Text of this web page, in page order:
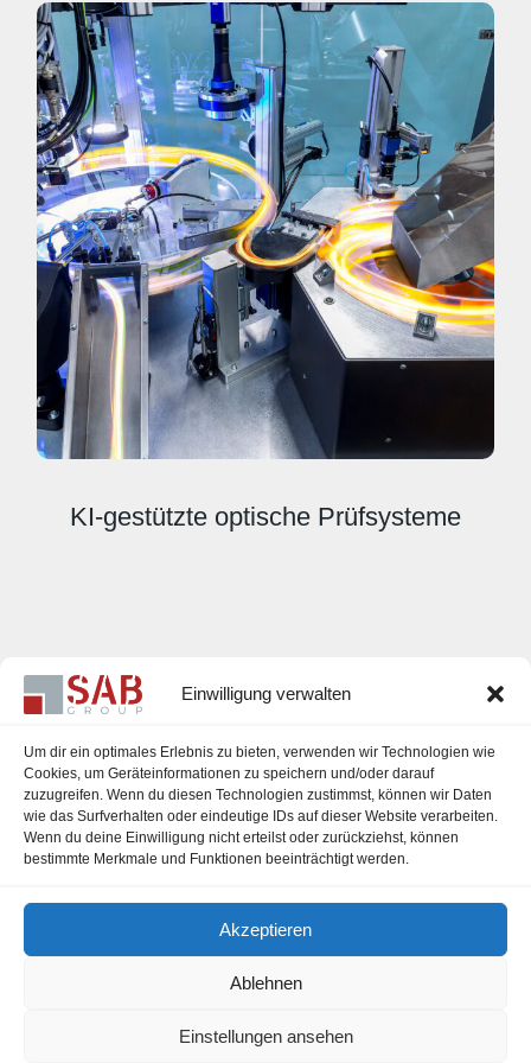
Einwilligung verwalten
Um dir ein optimales Erlebnis zu bieten, verwenden wir Technologien wie
Cookies, um Geräteinformationen zu speichern und/oder darauf
zuzugreifen. Wenn du diesen Technologien zustimmst, können wir Daten
wie das Surfverhalten oder eindeutige IDs auf dieser Website verarbeiten.
Wenn du deine Einwilligung nicht erteilst oder zurückziehst, können
bestimmte Merkmale und Funktionen beeinträchtigt werden.
Akzeptieren
Ablehnen
Einstellungen ansehen
KI-gestützte optische Prüfsysteme
Karriere
Impressum
Datenschutzerklärung
Cookie-Richtlinie (EU)
office@sab-group.com